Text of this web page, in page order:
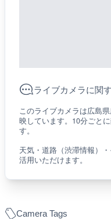
Camera Tags
ライブカメラに関
このライブカメラは広島県
映しています。10分ごと
す。
天気・道路（渋滞情報）
活用いただけます。